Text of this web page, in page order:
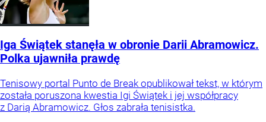
Iga Świątek stanęła w obronie Darii Abramowicz.
Polka ujawniła prawdę
Tenisowy portal Punto de Break opublikował tekst, w którym
została poruszona kwestia Igi Świątek i jej współpracy
z Darią Abramowicz. Głos zabrała tenisistka.